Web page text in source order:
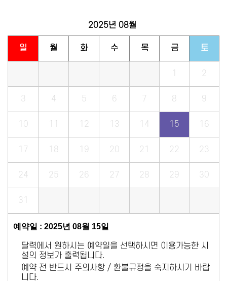
2025년 08월
일 월 화 수 목 금 토
1 2
3 4 5 6 7 8 9
10 11 12 13 14 15 16
17 18 19 20 21 22 23
24 25 26 27 28 29 30
31
예약일 : 2025년 08월 15일
달력에서 원하시는 예약일을 선택하시면 이용가능한 시
설의 정보가 출력됩니다.
예약 전 반드시 주의사항 / 환불규정을 숙지하시기 바랍
니다.